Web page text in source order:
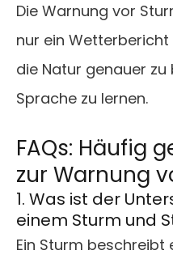
Die Warnung vor
nur ein Wetterbericht
die Natur genauer
Sprache zu lernen.
FAQs: Häufig
zur Warnung
1. Was ist der
einem Sturm und
Ein Sturm beschreibt